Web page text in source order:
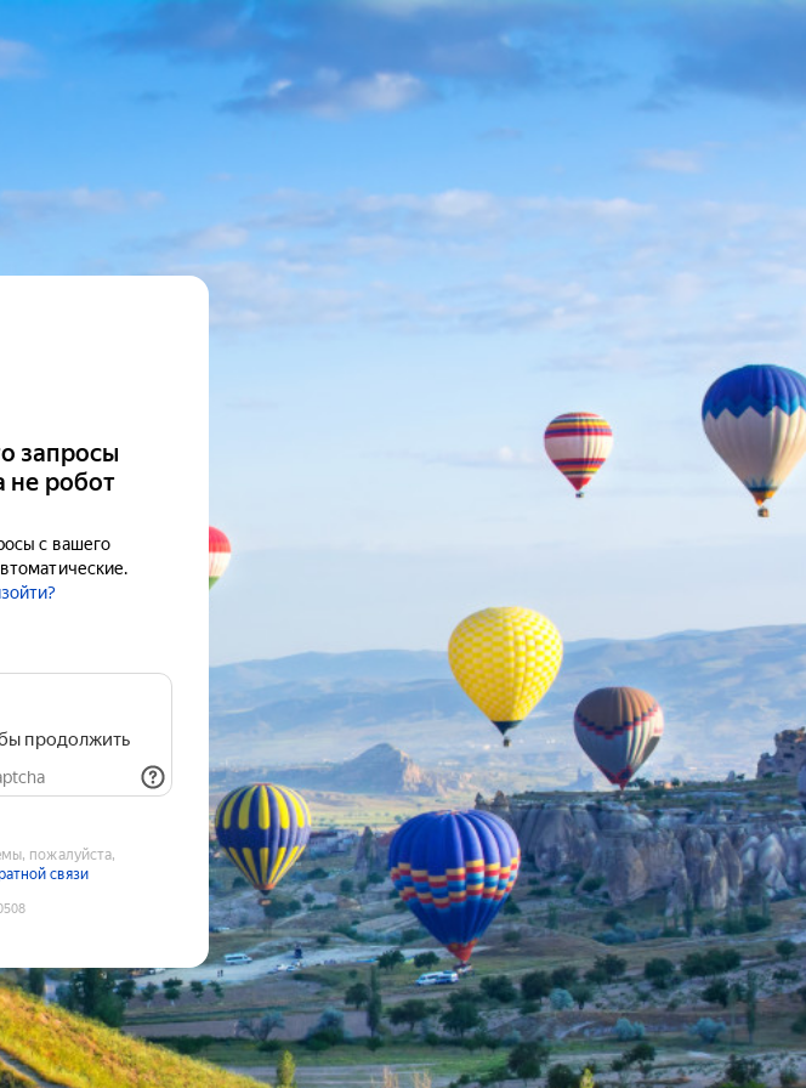
запросы
не робот
с вашего
продолжить
пожалуйста,
связи